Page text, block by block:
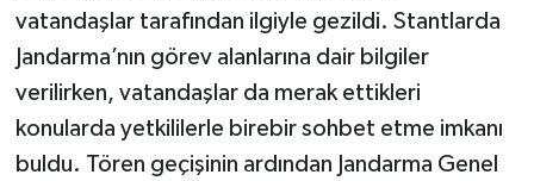
vatandaşlar tarafından ilgiyle gezildi. Stantlarda
Jandarma’nın görev alanlarına dair bilgiler
verilirken, vatandaşlar da merak ettikleri
konularda yetkililerle birebir sohbet etme imkanı
buldu. Tören geçişinin ardından Jandarma Genel